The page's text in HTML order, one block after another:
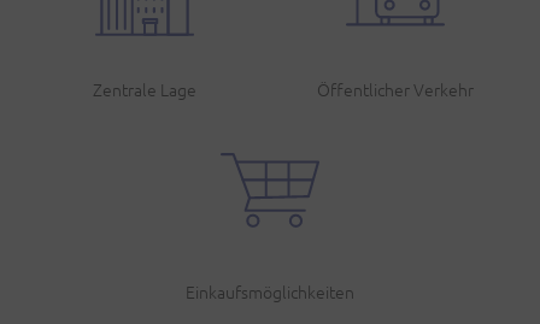
Zentrale Lage Öffentlicher Verkehr
Einkaufsmöglichkeiten